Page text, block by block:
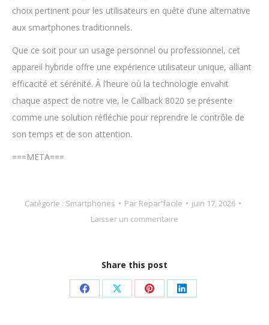
choix pertinent pour les utilisateurs en quête d’une alternative
aux smartphones traditionnels.
Que ce soit pour un usage personnel ou professionnel, cet
appareil hybride offre une expérience utilisateur unique, alliant
efficacité et sérénité. À l’heure où la technologie envahit
chaque aspect de notre vie, le Callback 8020 se présente
comme une solution réfléchie pour reprendre le contrôle de
son temps et de son attention.
===META===
Catégorie : Smartphones Par Repar'facile
juin 17, 2026
Laisser un commentaire
Share this post
PartagerPartagerPartagerPartager